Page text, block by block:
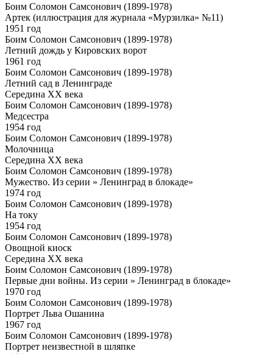
Боим Соломон Самсонович (1899-1978)
Артек (иллюстрация для журнала «Мурзилка» №11)
1951 год
Боим Соломон Самсонович (1899-1978)
Летний дождь у Кировских ворот
1961 год
Боим Соломон Самсонович (1899-1978)
Летний сад в Ленинграде
Середина ХХ века
Боим Соломон Самсонович (1899-1978)
Медсестра
1954 год
Боим Соломон Самсонович (1899-1978)
Молочница
Середина ХХ века
Боим Соломон Самсонович (1899-1978)
Мужество. Из серии » Ленинград в блокаде»
1974 год
Боим Соломон Самсонович (1899-1978)
На току
1954 год
Боим Соломон Самсонович (1899-1978)
Овощной киоск
Середина ХХ века
Боим Соломон Самсонович (1899-1978)
Первые дни войны. Из серии » Ленинград в блокаде»
1970 год
Боим Соломон Самсонович (1899-1978)
Портрет Льва Ошанина
1967 год
Боим Соломон Самсонович (1899-1978)
Портрет неизвестной в шляпке